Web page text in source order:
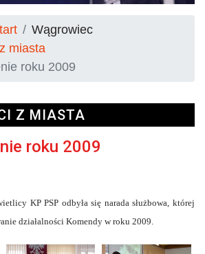
Wągrowiec
miasta
roku 2009
Z MIASTA
roku 2009
KP PSP odbyła się narada służbowa, której
działalności Komendy w roku 2009.